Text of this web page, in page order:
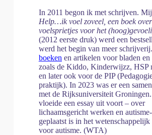
In 2011 begon ik met schrijven.
Help…ik voel zoveel, een boek over
voelsprietjes voor het
(2012 eerste druk) werd een
werd het begin van meer schrijverij.
boeken en artikelen voor bladen en
zoals de Kiddo, Kinderwijzz, HSP
en later ook voor de PIP
praktijk). In 2023 was er een
met de Rijksuniversiteit
vloeide een essay uit voort – over
lichaamsgericht werken en
geplaatst is in het
voor autisme. (WTA)